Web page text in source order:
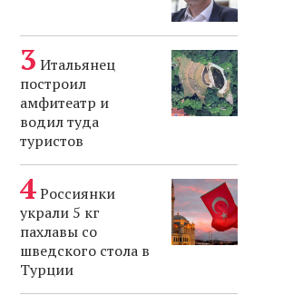
Итальянец
построил
амфитеатр и
водил туда
туристов
Россиянки
украли 5 кг
пахлавы со
шведского стола в
Турции